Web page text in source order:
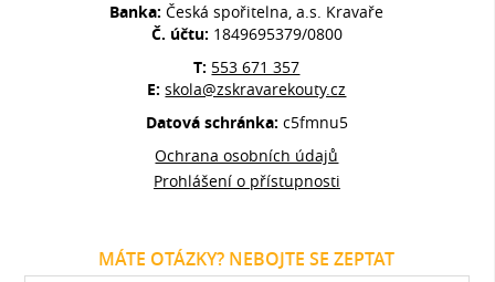
Banka:Česká spořitelna, a.s. Kravaře
Č. účtu: 1849695379/0800
T: 553 671 357
E:skola@zskravarekouty.cz
Datová schránka: c5fmnu5
Ochrana osobních údajů
Prohlášení o přístupnosti
MÁTE OTÁZKY? NEBOJTE SE ZEPTAT